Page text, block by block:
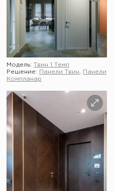
Модель: Твин 1 Темп
Решение:
Панели Твин
Панели
Компланар